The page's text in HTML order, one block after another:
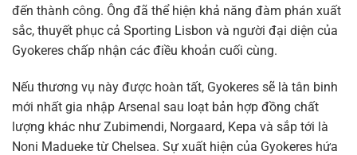
đến thành công. Ông đã thể hiện khả năng đàm phán xuất
sắc, thuyết phục cả Sporting Lisbon và người đại diện của
Gyokeres chấp nhận các điều khoản cuối cùng.
Nếu thương vụ này được hoàn tất, Gyokeres sẽ là tân binh
mới nhất gia nhập Arsenal sau loạt bản hợp đồng chất
lượng khác như Zubimendi, Norgaard, Kepa và sắp tới là
Noni Madueke từ Chelsea. Sự xuất hiện của Gyokeres hứa